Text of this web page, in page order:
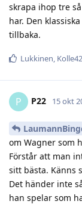
skrapa ihop tre
har. Den
tillbaka.
Lukkinen, Kolle42
P P22 15 okt
om Wagner som
Förstår att man
sitt bästa. Känns
Det händer inte
han spelar som